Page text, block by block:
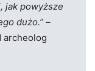
jak powyższe
dużo.”–
archeolog